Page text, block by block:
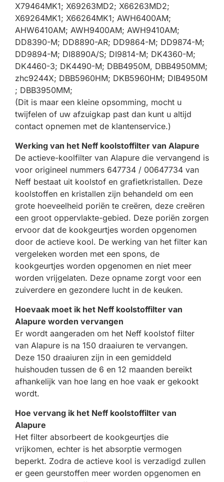
X79464MK1; X69263MD2; X66263MD2;
X69264MK1; X66264MK1; AWH6400AM;
AHW6410AM; AWH9400AM; AWH9410AM;
DD8390-M; DD8890-AR; DD9864-M; DD9874-M;
DD9894-M; DI8890A/S; DI9814-M; DK4360-M;
DK4460-3; DK4490-M; DBB4950M, DBB4950MM;
zhc9244X; DBB5960HM; DKB5960HM; DIB4950M
; DBB3950MM;
(Dit is maar een kleine opsomming, mocht u
twijfelen of uw afzuigkap past dan kunt u altijd
contact opnemen met de klantenservice.)
Werking van het Neff koolstoffilter van Alapure
De actieve-koolfilter van Alapure die vervangend is
voor origineel nummers 647734 / 00647734 van
Neff bestaat uit koolstof en grafietkristallen. Deze
koolstoffen en kristallen zijn behandeld om een
grote hoeveelheid poriën te creëren, deze creëren
een groot oppervlakte-gebied. Deze poriën zorgen
ervoor dat de kookgeurtjes worden opgenomen
door de actieve kool. De werking van het filter kan
vergeleken worden met een spons, de
kookgeurtjes worden opgenomen en niet meer
worden vrijgelaten. Deze opname zorgt voor een
zuiverdere en gezondere lucht in de keuken.
Hoevaak moet ik het Neff koolstoffilter van
Alapure worden vervangen
Er wordt aangeraden om het Neff koolstof filter
van Alapure is na 150 draaiuren te vervangen.
Deze 150 draaiuren zijn in een gemiddeld
huishouden tussen de 6 en 12 maanden bereikt
afhankelijk van hoe lang en hoe vaak er gekookt
wordt.
Hoe vervang ik het Neff koolstoffilter van
Alapure
Het filter absorbeert de kookgeurtjes die
vrijkomen, echter is het absorptie vermogen
beperkt. Zodra de actieve kool is verzadigd zullen
er geen geurstoffen meer worden opgenomen en